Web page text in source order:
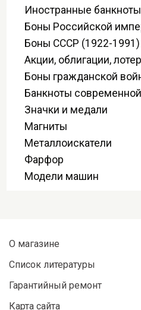
Иностранные банкноты
Боны Российской
Боны СССР (1922-1991)
Акции, облигации,
Боны гражданской
Банкноты
Значки и медали
Магниты
Металлоискатели
Фарфор
Модели машин
О магазине
Список литературы
Гарантийный ремонт
Карта сайта